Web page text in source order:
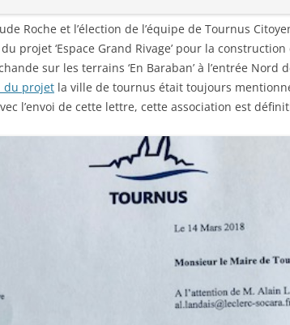
JUILLET -AOÛT
FEUILLE DE
VELOTOUR
TOURNUGEOIS
2019
Roche et l’élection de l’équipe de Tournus
projet ‘Espace Grand Rivage’ pour la construction
sur les terrains ‘En Baraban’ à l’entrée Nord
du projet la ville de tournus était toujours
l’envoi de cette lettre, cette association est